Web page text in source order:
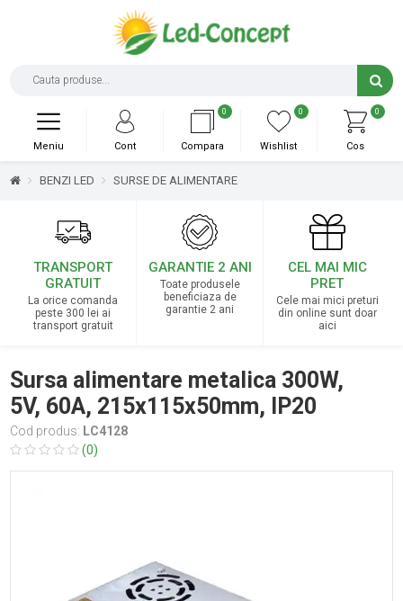
0
Cos
0
Wishlist
0
Compara
Cont
Meniu
BENZI LED SURSE DE ALIMENTARE
TRANSPORT
GRATUIT
La orice comanda
peste 300 lei ai
transport gratuit
GARANTIE 2 ANI
Toate produsele
beneficiaza de
garantie 2 ani
CEL MAI MIC
PRET
Cele mai mici preturi
din online sunt doar
aici
Sursa alimentare metalica 300W,
5V, 60A, 215x115x50mm, IP20
Cod produs: LC4128
(0)